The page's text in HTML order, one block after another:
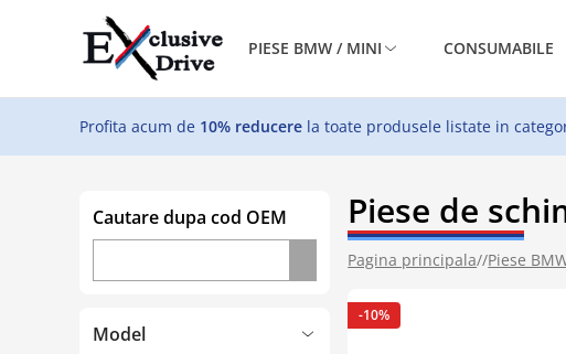
PIESE BMW / MINI CONSUMABILE
Profita acum de 10% reducere la toate produsele listate in
Cautare dupa cod OEM
Model
Piese de
Pagina principala//Piese
-10%